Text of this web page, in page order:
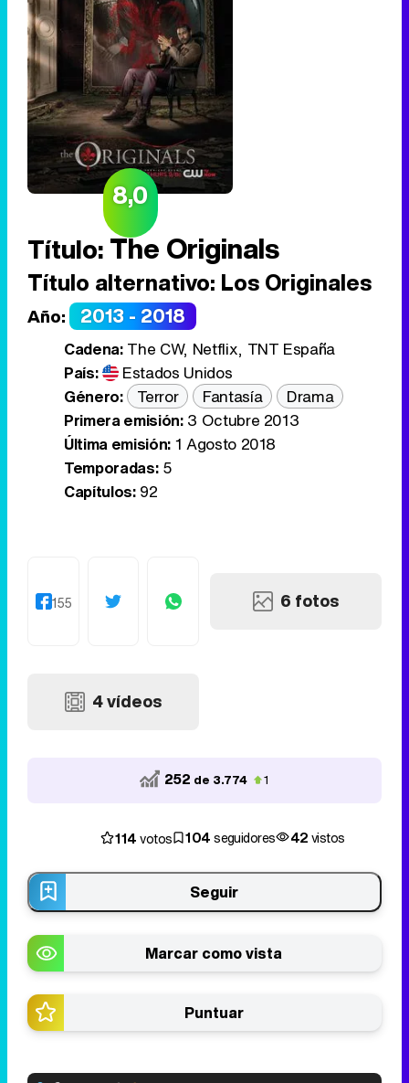
8,0
Título:The Originals
Título alternativo: Los Originales
Año: 2013 - 2018
Cadena:The CW, Netflix, TNT España
País:
Estados Unidos
Género:
Terror Fantasía
Drama
Primera emisión:3 Octubre 2013
Última emisión:1 Agosto 2018
Temporadas:5
Capítulos:92
155 6 fotos
4 vídeos
252 de 3.774 1
114votos 104seguidores 42vistos
Seguir
Marcar como vista
Puntuar